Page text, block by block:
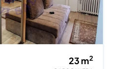
23 m2